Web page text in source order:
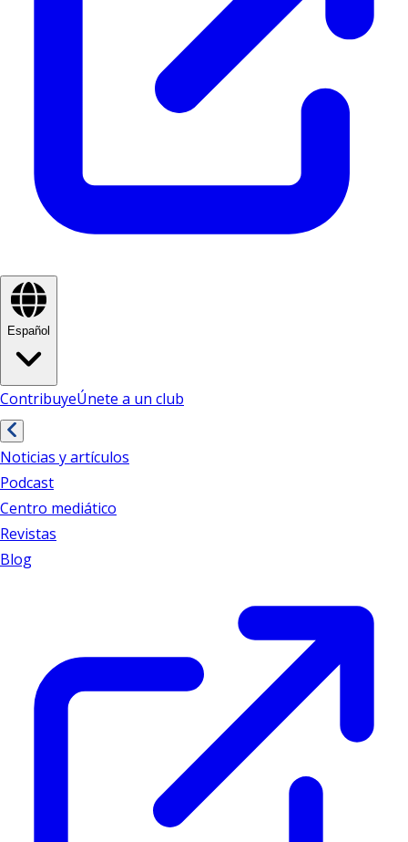
Español
ContribuyeÚnete a un club
Noticias y artículos
Podcast
Centro mediático
Revistas
Blog